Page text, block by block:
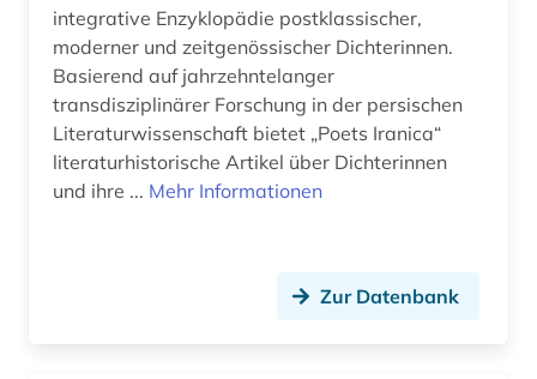
enzyklopädie (3)
ereignis (1)
ethnische gruppe (1)
ethnische identität (1)
Schweden (1)
Schweiz (1)
Serbien (1)
Skandinavien (1)
integrative Enzyklopädie postklassischer,
moderner und zeitgenössischer Dichterinnen.
Basierend auf jahrzehntelanger
transdisziplinärer Forschung in der persischen
Literaturwissenschaft bietet „Poets Iranica“
literaturhistorische Artikel über Dichterinnen
und ihre ... Mehr Informationen
Zur Datenbank